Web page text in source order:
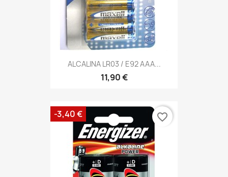
ALCALINA LR03 / E92 AAA...
11,90 €
-3,40 € favorite_border